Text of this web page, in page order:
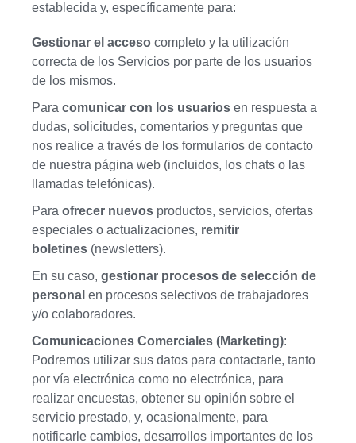
establecida y, específicamente para:
Gestionar el acceso completo y la utilización
correcta de los Servicios por parte de los usuarios
de los mismos.
Para comunicar con los usuarios en respuesta a
dudas, solicitudes, comentarios y preguntas que
nos realice a través de los formularios de contacto
de nuestra página web (incluidos, los chats o las
llamadas telefónicas).
Para ofrecer nuevos productos, servicios, ofertas
especiales o actualizaciones, remitir
boletines (newsletters).
En su caso, gestionar procesos de selección de
personal en procesos selectivos de trabajadores
y/o colaboradores.
Comunicaciones Comerciales (Marketing):
Podremos utilizar sus datos para contactarle, tanto
por vía electrónica como no electrónica, para
realizar encuestas, obtener su opinión sobre el
servicio prestado, y, ocasionalmente, para
notificarle cambios, desarrollos importantes de los